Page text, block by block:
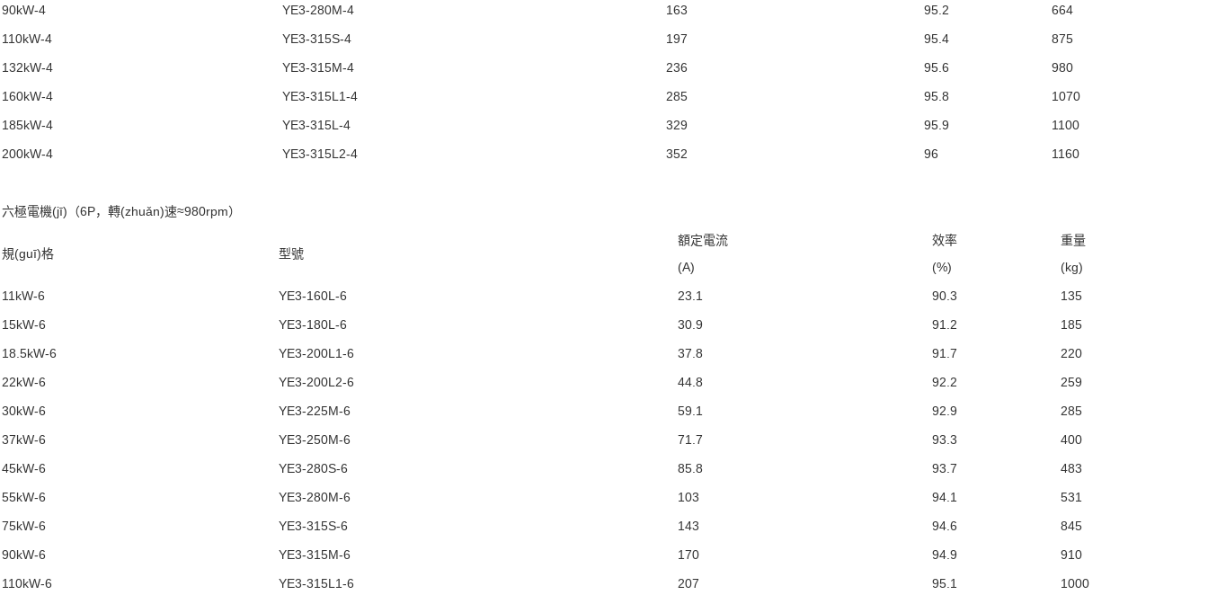
90kW-4
YE3-280M-4 163 95.2
664
110kW-4
YE3-315S-4 197 95.4
875
132kW-4
YE3-315M-4 236 95.6
980
160kW-4
YE3-315L1-4 285 95.8
1070
185kW-4
YE3-315L-4 329 95.9
1100
200kW-4
YE3-315L2-4 352 96 1160
六極電機(jī)（6P，轉(zhuǎn)速≈980rpm）
規(guī)格 型號
額定電流
(A)
效率
(%)
重量
(kg)
11kW-6
YE3-160L-6 23.1 90.3
135
15kW-6
YE3-180L-6 30.9 91.2
185
18.5kW-6
YE3-200L1-6 37.8 91.7
220
22kW-6
YE3-200L2-6 44.8 92.2
259
30kW-6
YE3-225M-6 59.1 92.9
285
37kW-6
YE3-250M-6 71.7 93.3
400
45kW-6
YE3-280S-6 85.8 93.7
483
55kW-6
YE3-280M-6 103 94.1
531
75kW-6
YE3-315S-6 143 94.6
845
90kW-6
YE3-315M-6 170 94.9
910
110kW-6
YE3-315L1-6 207 95.1
1000